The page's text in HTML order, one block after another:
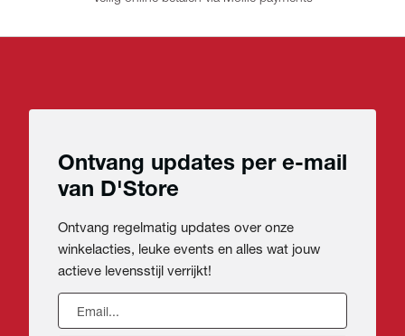
Ontvang updates per e-mail
van D'Store
Ontvang regelmatig updates over onze
winkelacties, leuke events en alles wat jouw
actieve levensstijl verrijkt!